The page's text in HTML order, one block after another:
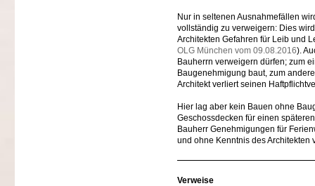
Nur in seltenen Ausnahmefällen
vollständig zu verweigern: Dies
Architekten Gefahren für Leib und
OLG München vom 09.08.2016).
Bauherrn verweigern dürfen; zum
Baugenehmigung baut, zum
Architekt verliert seinen
Hier lag aber kein Bauen ohne
Geschossdecken für einen
Bauherr Genehmigungen für
und ohne Kenntnis des
Verweise